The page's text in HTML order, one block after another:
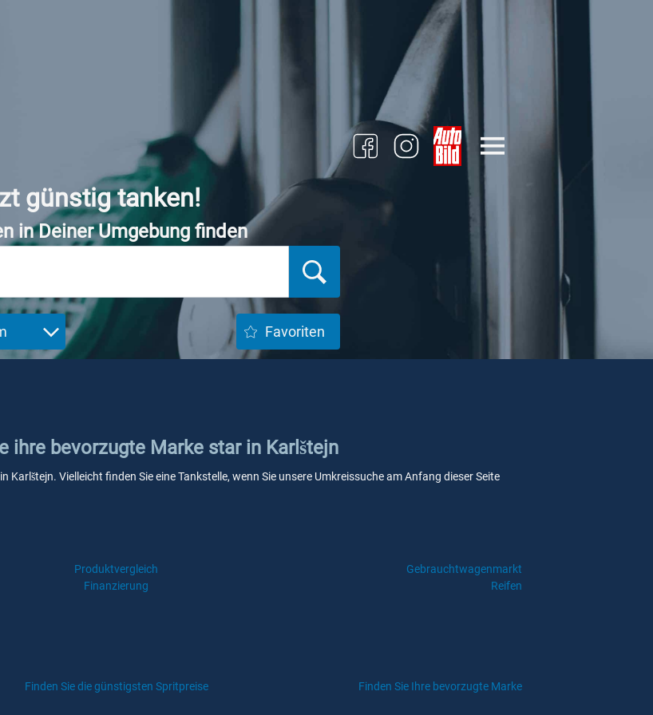
günstig tanken!
in Deiner Umgebung finden
Favoriten
ihre bevorzugte Marke star in Karlštejn
Vielleicht finden Sie eine Tankstelle, wenn Sie unsere Umkreissuche am Anfang dieser Seite
Produktvergleich
Gebrauchtwagenmarkt
Finanzierung
Reifen
Finden Sie die günstigsten Spritpreise Finden Sie Ihre bevorzugte Marke